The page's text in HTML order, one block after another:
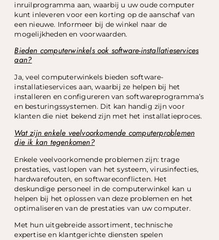
inruilprogramma aan, waarbij u uw oude computer
kunt inleveren voor een korting op de aanschaf van
een nieuwe. Informeer bij de winkel naar de
mogelijkheden en voorwaarden.
Bieden computerwinkels ook software-installatieservices
aan?
Ja, veel computerwinkels bieden software-
installatieservices aan, waarbij ze helpen bij het
installeren en configureren van softwareprogramma’s
en besturingssystemen. Dit kan handig zijn voor
klanten die niet bekend zijn met het installatieproces.
Wat zijn enkele veelvoorkomende computerproblemen
die ik kan tegenkomen?
Enkele veelvoorkomende problemen zijn: trage
prestaties, vastlopen van het systeem, virusinfecties,
hardwarefouten, en softwareconflicten. Het
deskundige personeel in de computerwinkel kan u
helpen bij het oplossen van deze problemen en het
optimaliseren van de prestaties van uw computer.
Met hun uitgebreide assortiment, technische
expertise en klantgerichte diensten spelen